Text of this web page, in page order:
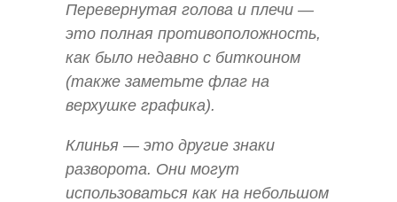
Перевернутая голова и плечи —
это полная противоположность,
как было недавно с биткоином
(также заметьте флаг на
верхушке графика).
Клинья — это другие знаки
разворота. Они могут
использоваться как на небольшом